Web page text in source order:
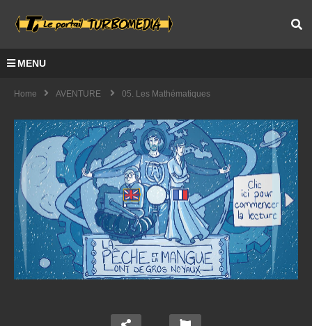
MENU
Home AVENTURE 05. Les Mathématiques